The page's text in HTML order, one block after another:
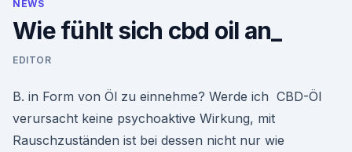
NEWS
Wie fühlt sich cbd oil an_
EDITOR
B. in Form von Öl zu einnehme? Werde ich CBD-Öl
verursacht keine psychoaktive Wirkung, mit
Rauschzuständen ist bei dessen nicht nur wie